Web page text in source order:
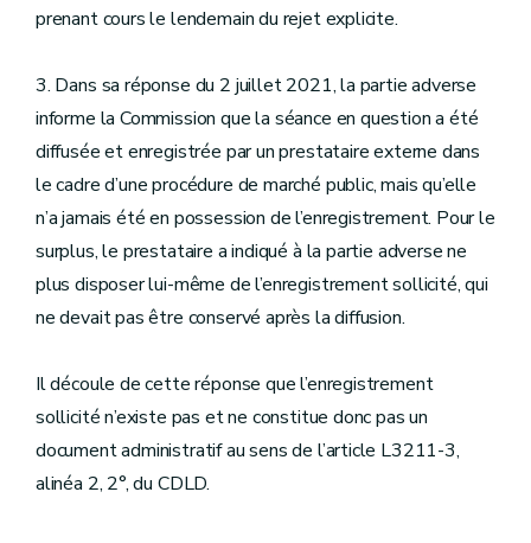
prenant cours le lendemain du rejet explicite.
3. Dans sa réponse du 2 juillet 2021, la partie adverse
informe la Commission que la séance en question a été
diffusée et enregistrée par un prestataire externe dans
le cadre d’une procédure de marché public, mais qu’elle
n’a jamais été en possession de l’enregistrement. Pour le
surplus, le prestataire a indiqué à la partie adverse ne
plus disposer lui-même de l’enregistrement sollicité, qui
ne devait pas être conservé après la diffusion.
Il découle de cette réponse que l’enregistrement
sollicité n’existe pas et ne constitue donc pas un
document administratif au sens de l’article L3211-3,
alinéa 2, 2°, du CDLD.